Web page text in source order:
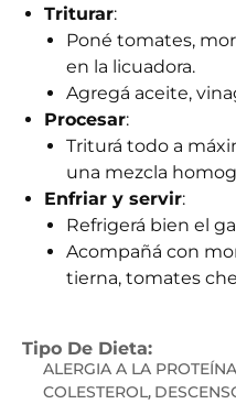
Triturar:
Poné tomates,
en la licuadora.
Agregá aceite,
Procesar:
Triturá todo a
una mezcla
Enfriar y servir:
Refrigerá bien el
Acompañá con
tierna, tomates
Tipo De Dieta:
ALERGIA A LA
COLESTEROL,